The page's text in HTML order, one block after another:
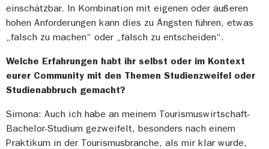
einschätzbar. In Kombination mit eigenen oder äußeren
hohen Anforderungen kann dies zu Ängsten führen, etwas
„falsch zu machen“ oder „falsch zu entscheiden“.
Welche Erfahrungen habt ihr selbst oder im Kontext
eurer Community mit den Themen Studienzweifel oder
Studienabbruch gemacht?
Simona: Auch ich habe an meinem Tourismuswirtschaft-
Bachelor-Studium gezweifelt, besonders nach einem
Praktikum in der Tourismusbranche, als mir klar wurde,